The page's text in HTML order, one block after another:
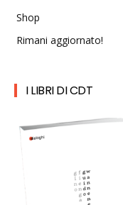
Shop
Rimani aggiornato!
I LIBRI DI CDT